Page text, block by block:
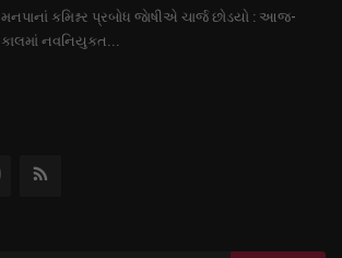
મનપાનાં કમિશ્નર પ્રબોધ જાેષીએ ચાર્જ છોડયો : આજ-
કાલમાં નવનિયુકત...